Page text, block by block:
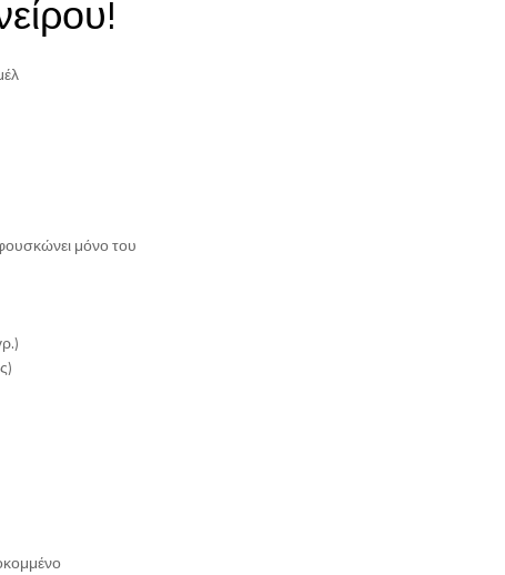
μόνο του